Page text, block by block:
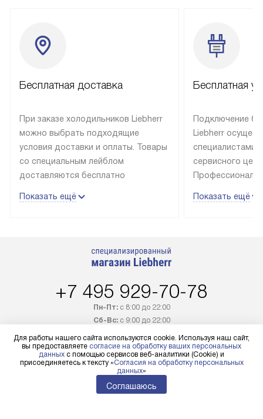
Бесплатная доставка
При заказе холодильников Liebherr
можно выбрать подходящие
условия доставки и оплаты. Товары
со специальным лейблом
доставляются бесплатно
до подъезда, выезд за МКАД
в течение трех дней. Доставка
регионы осуществляется через
100% предоплаты наша компания
до представительства
транспортной компании в городе
Москва. Пожалуйста, уточняйте
условия доставки у менеджера при
Показать ещё
Бесплатная
Подключение
Liebherr
специалистами
сервисного
эксплуатации
Стоимость
обеспечивают
и эффективное
Показать ещё
+7 495 929-70-78
Пн-Пт:с 8:00 до 22:00
Сб-Вс:с 9:00 до 22:00
+7 800 333-46-21
Бесплатно по России
Заказать звонок
Для работы нашего сайта используются cookie. Используя наш сайт,
вы предоставляете согласие на обработку ваших персональных
данных с помощью сервисов веб-аналитики (Cookie) и
присоединяетесь к тексту «Согласия на обработку персональных
данных»
Соглашаюсь